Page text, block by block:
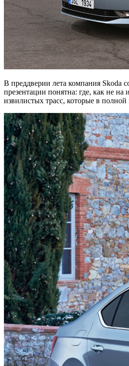
В преддверии лета компания Skoda
презентации понятна: где, как не
извилистых трасс, которые в